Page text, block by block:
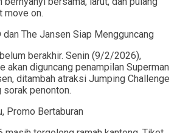
move on.
dan The Jansen Siap Mengguncang
berakhir. Senin (9/2/2026),
akan diguncang penampilan Superman
ditambah atraksi Jumping Challenge
penonton.
Promo Bertaburan